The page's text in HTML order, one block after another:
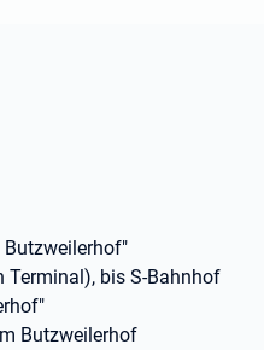
bis S-Bahnhof
Butzweilerhof